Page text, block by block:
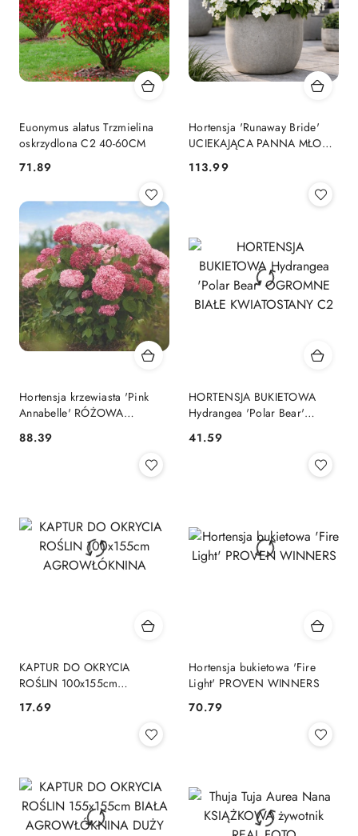
Euonymus alatus Trzmielina
oskrzydlona C2 40-60CM
Cena:
71.89
Hortensja 'Runaway Bride'
UCIEKAJĄCA PANNA MŁODA
piękna, śnieżnobiała C2
Cena:
113.99
Hortensja krzewiasta 'Pink
Annabelle' RÓŻOWA
Cena:
88.39
HORTENSJA BUKIETOWA
Hydrangea 'Polar Bear'
KWIATOSTANY C2
Cena:
41.59
KAPTUR DO OKRYCIA
ROŚLIN 100x155cm
Cena:
17.69
Hortensja bukietowa 'Fire
Light' PROVEN WINNERS
Cena:
70.79